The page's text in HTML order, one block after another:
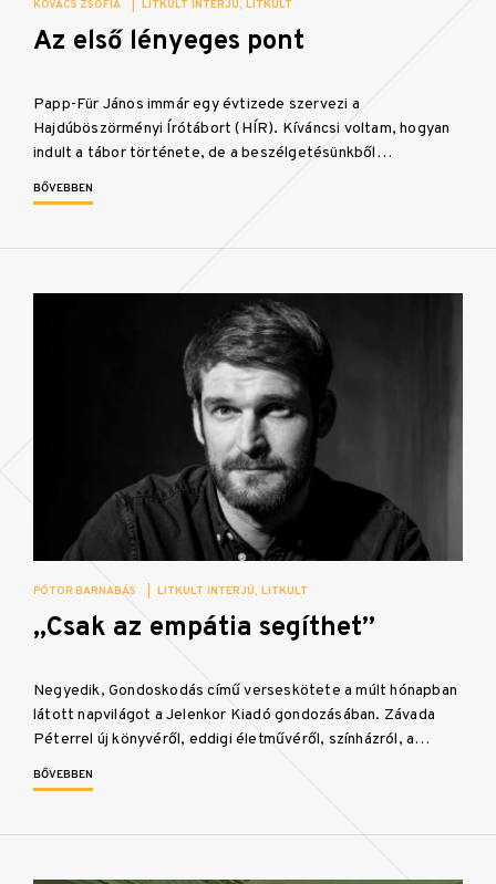
KOVÁCS ZSÓFIA LITKULT INTERJÚ LITKULT
Az első lényeges pont
Papp-Für János immár egy évtizede szervezi a
Hajdúböszörményi Írótábort (HÍR). Kíváncsi voltam, hogyan
indult a tábor története, de a beszélgetésünkből…
BŐVEBBEN
PÓTOR BARNABÁS LITKULT INTERJÚ LITKULT
„Csak az empátia segíthet”
Negyedik, Gondoskodás című verseskötete a múlt hónapban
látott napvilágot a Jelenkor Kiadó gondozásában. Závada
Péterrel új könyvéről, eddigi életművéről, színházról, a…
BŐVEBBEN